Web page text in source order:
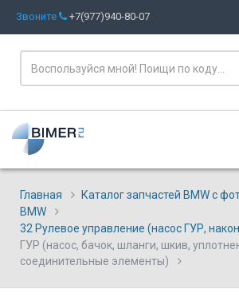
Звоните +7(977)940-80-07
Главная Каталог запчастей BMW с
BMW
32 Рулевое управление (насос ГУР,
ГУР (насос, бачок, шланги, шкив,
соединительные элементы)